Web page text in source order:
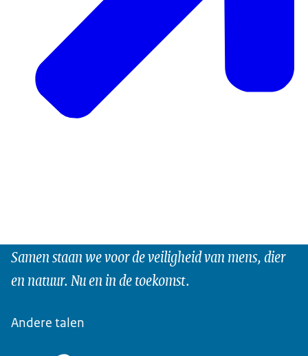
Samen staan we voor de veiligheid van mens, dier
en natuur. Nu en in de toekomst.
Andere talen